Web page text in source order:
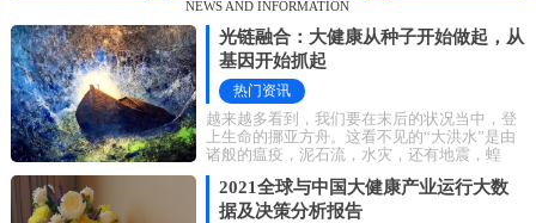
NEWS AND INFORMATION
光链融合：大健康从种子开始做起，从
基因开始抓起
热门资讯
越来越多看到，我们要在末后的状况当中，登
上生命的挪亚方舟。这看不见的“大洪水”是由
诸般的瘟疫，泥石流，水灾，还有地震，蝗
灾、战争等组成的，好像是各种各样的一些潜
2021全球与中国大健康产业运行大数
据及决策分析报告